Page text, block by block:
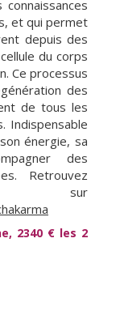
et qui permet
depuis des
du corps
Ce processus
des
de tous les
Indispensable
énergie, sa
des
Retrouvez
sur
2340 € les 2